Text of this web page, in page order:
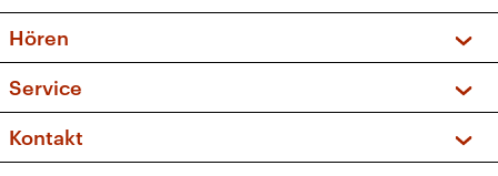
Sendungen und Podcasts
Musikliste
Kakadu – Das Kinderprogramm
Hören
Frequenzen (UKW + DAB+)
Service
FAQ
Apps
Kontakt